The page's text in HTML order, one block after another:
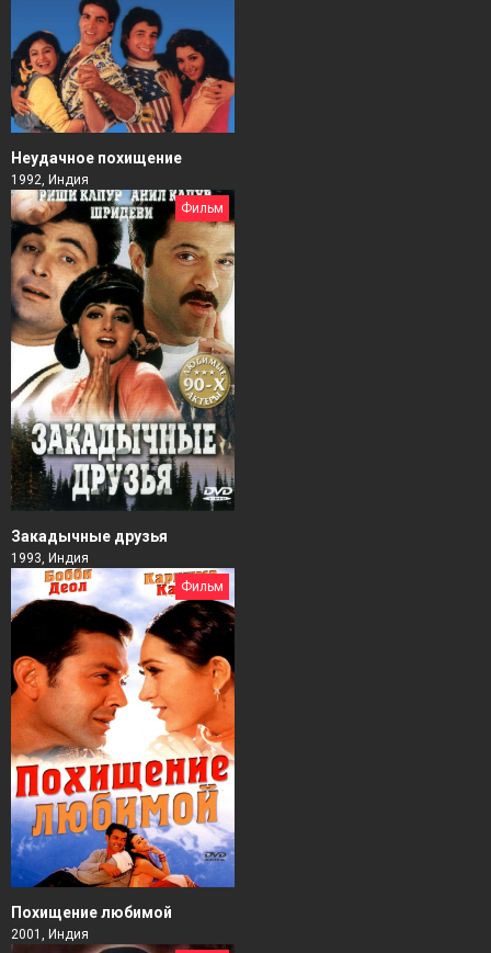
Неудачное похищение
1992, Индия
Фильм
Закадычные друзья
1993, Индия
Фильм
Похищение любимой
2001, Индия